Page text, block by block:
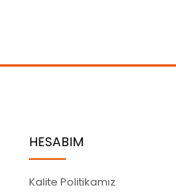
HESABIM
Kalite Politikamız